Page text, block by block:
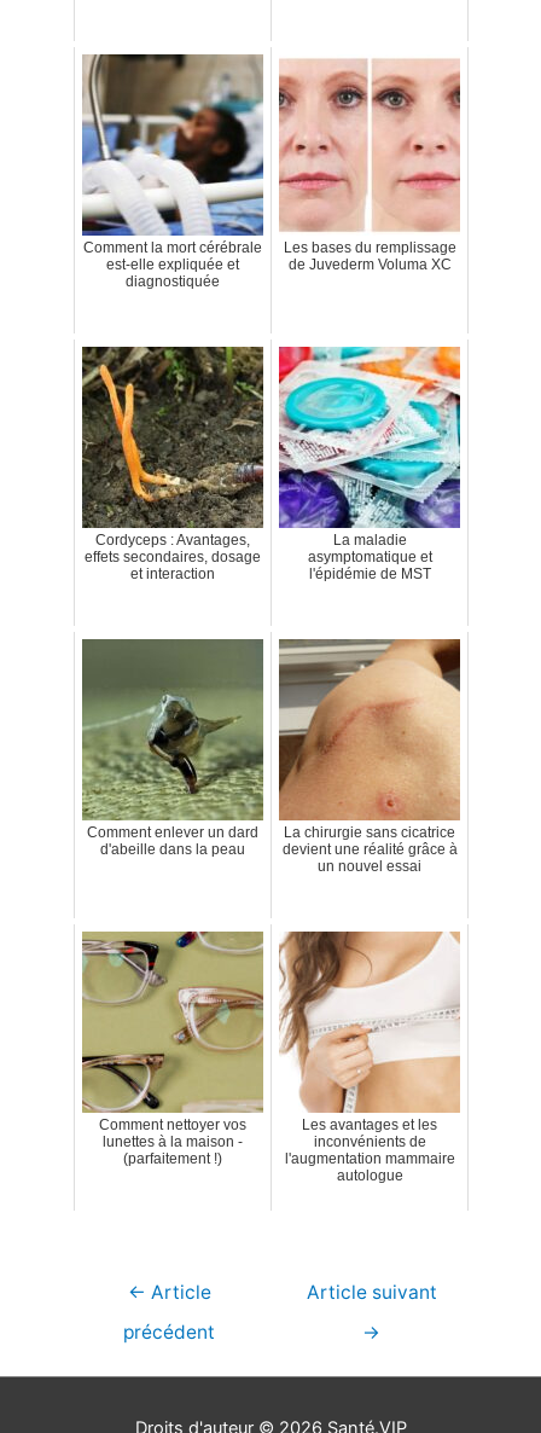
Comment la mort cérébrale
est-elle expliquée et
diagnostiquée
Les bases du remplissage
de Juvederm Voluma XC
Cordyceps : Avantages,
effets secondaires, dosage
et interaction
La maladie
asymptomatique et
l'épidémie de MST
Comment enlever un dard
d'abeille dans la peau
La chirurgie sans cicatrice
devient une réalité grâce à
un nouvel essai
Comment nettoyer vos
lunettes à la maison -
(parfaitement !)
Les avantages et les
inconvénients de
l'augmentation mammaire
autologue
Navigation
← Article
précédent
Article suivant
→
Droits d'auteur © 2026 Santé.VIP